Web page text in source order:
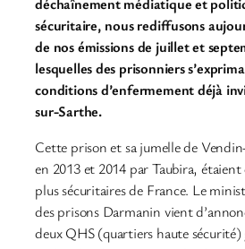
sécuritaire, nous rediffusons
de nos émissions de juillet et
lesquelles des prisonniers
conditions d’enfermement déjà
sur-Sarthe.
Cette prison et sa jumelle de
en 2013 et 2014 par Taubira, étaient
plus sécuritaires de France. Le
des prisons Darmanin vient
deux QHS (quartiers haute sécurité)